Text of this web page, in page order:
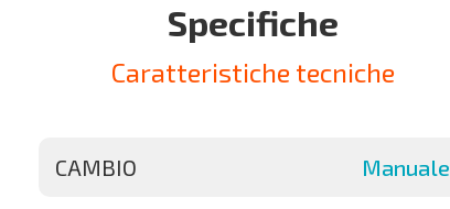
Specifiche
Caratteristiche tecniche
CAMBIO Manuale